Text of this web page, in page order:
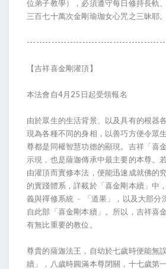
位弟子教學），必須遵守每日修持長軌
三百七十萬次金剛瑜珈女心咒之三昧耶。
【吉祥喜金剛灌頂】
本法會自4月25日起受領報名
由於眾生的生活背景、以及具有的根器
現為各種不同的身相，以善巧方便令眾
尊都是同權智慧功德的顯現。吉祥「喜
示現，也是薩迦傳承中最主要的本尊。
由灌頂而實修本法，便能迅速成就佛的
的實踐體系，詳載於「喜金剛本續」中
義與禪修系統 ﹣「道果」，以及大部分
自此部「喜金剛本續」。所以，吉祥喜
有無比重要的教位。
尊貴的薩迦法王，自幼於七歲時便能無
續」，八歲時圓滿本尊閉關，十七歲第